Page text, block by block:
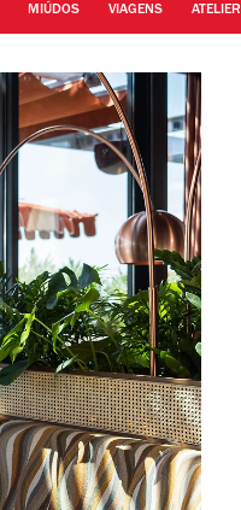
MIÚDOS VIAGENS ATELIER